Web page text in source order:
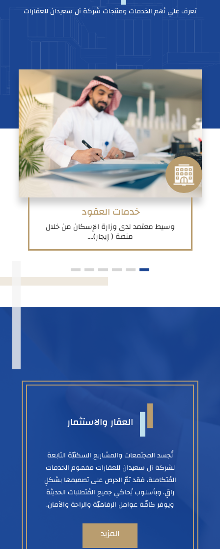
تعرف علي أهم الخدمات ومنتجات شركة آل سعيدان للعقارات
خدمات العقود
وسيط معتمد لدى وزارة الإسكان من خلال
منصة ( إيجار)....
العقار والاستثمار
تُجسد المجتمعات والمشاريع السكنيّة التابعة
لشركة آل سعيدان للعقارات مفهوم الخدمات
المُتكاملة، فقد تمّ الحرص على تصميمها بشكلٍ
راقٍ، وبأسلوب يُحاكي جميع المُتطلبات الحديثة
ويوفر كافّة عوامل الرفاهيّة والراحة والآمان.
المزيد